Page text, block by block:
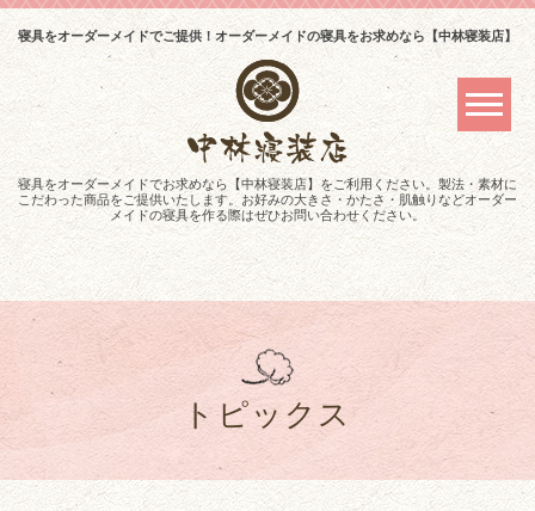
寝具をオーダーメイドでご提供！オーダーメイドの寝具をお求めなら【中林寝装店】
寝具をオーダーメイドでお求めなら【中林寝装店】をご利用ください。製法・素材に
こだわった商品をご提供いたします。お好みの大きさ・かたさ・肌触りなどオーダー
メイドの寝具を作る際はぜひお問い合わせください。
トピックス